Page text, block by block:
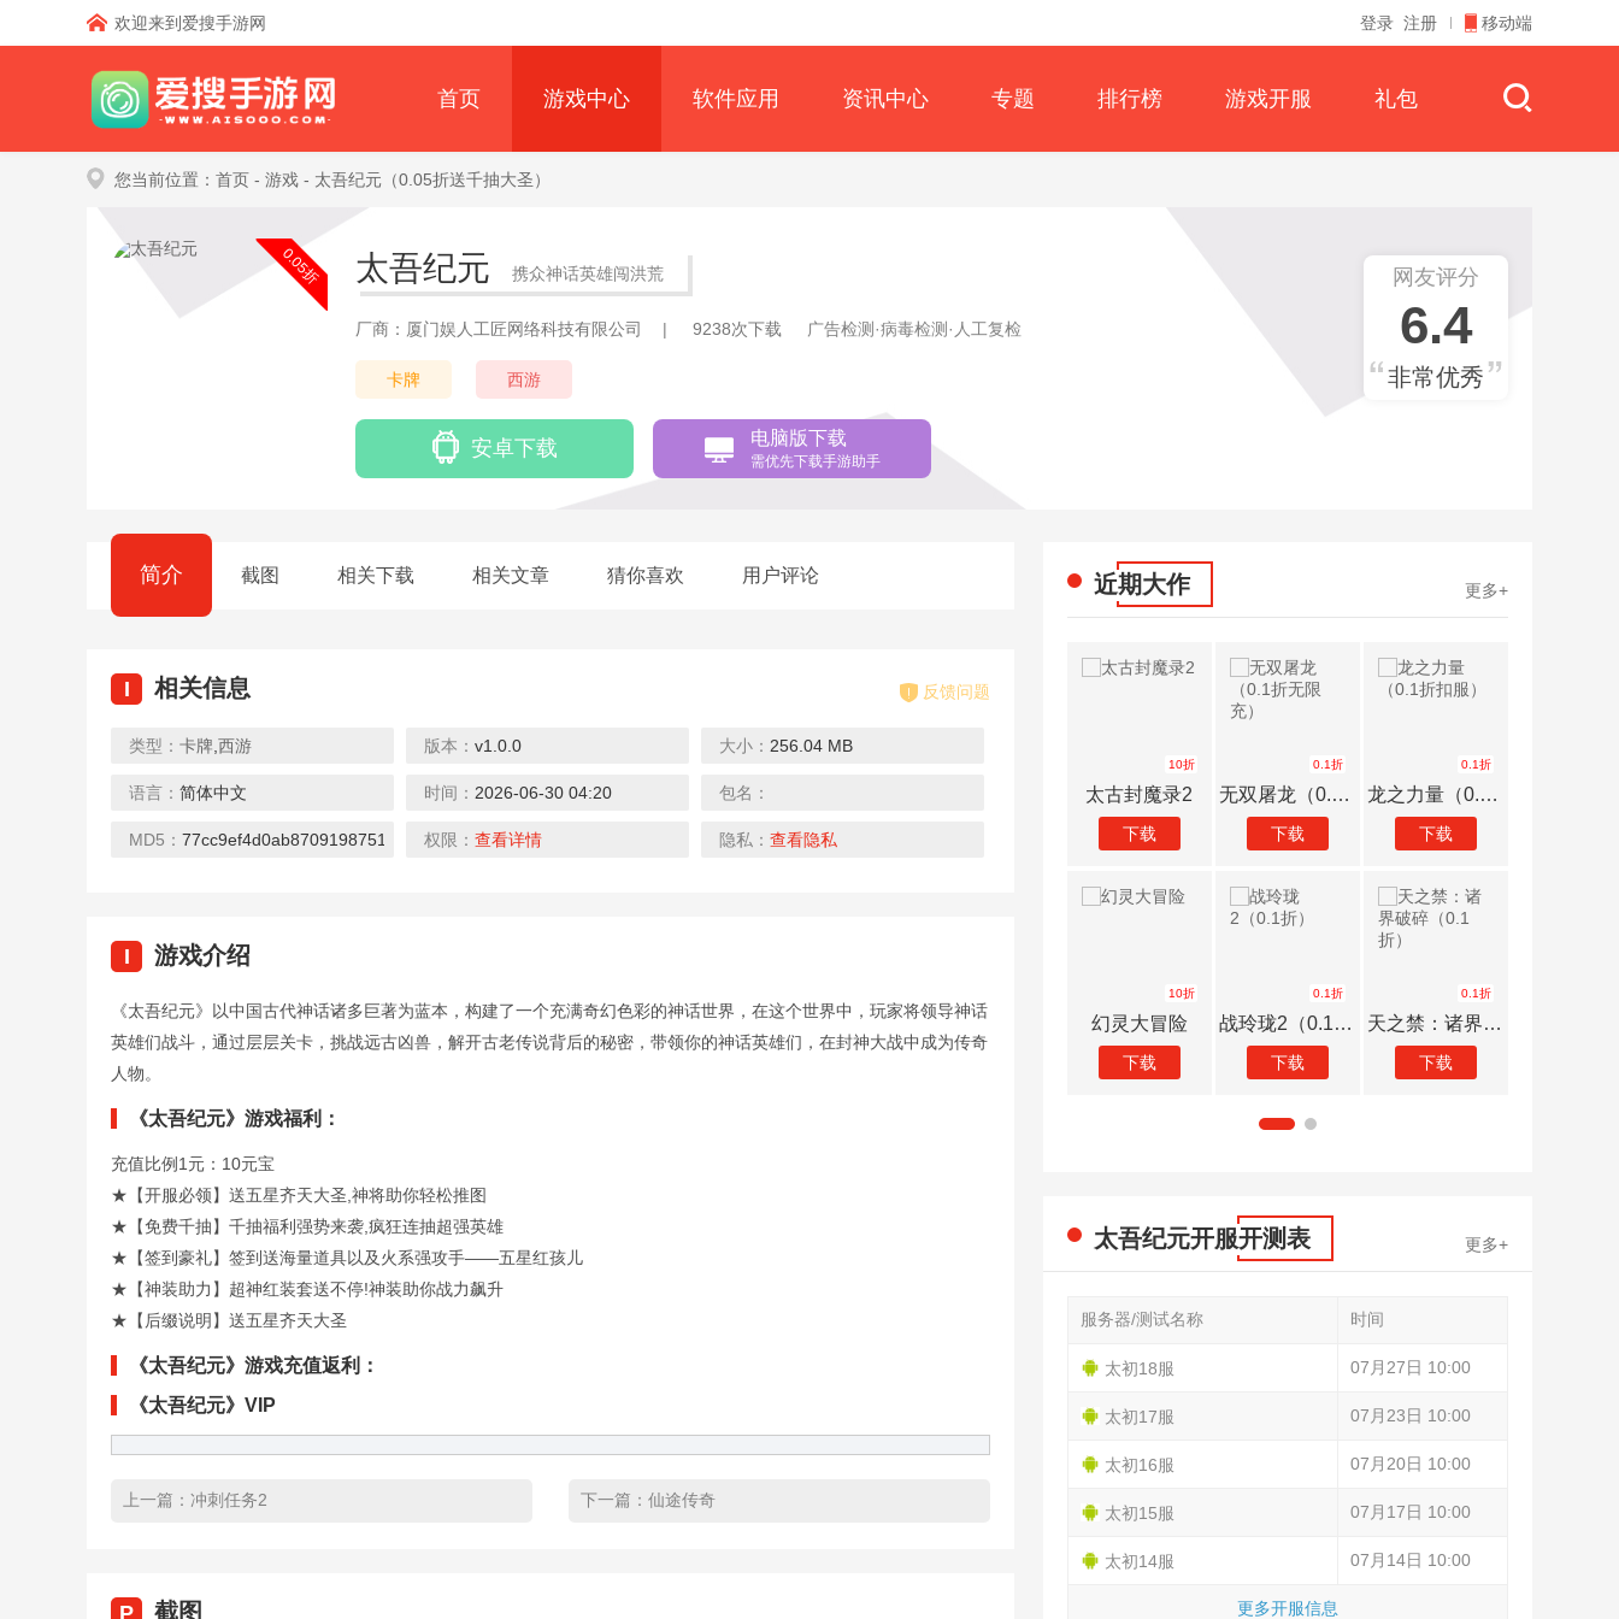
欢迎来到爱搜手游网 登录 注册 移动端
首页 游戏中心 软件应用 资讯中心 专题 排行榜 游戏开服 礼包
您当前位置： 首页 - 游戏 - 太吾纪元（0.05折送千抽大圣）
0.05折 太吾纪元 携众神话英雄闯洪荒
厂商：厦门娱人工匠网络科技有限公司 | 9238次下载 广告检测·病毒检测·人工复检
卡牌 西游
安卓下载 电脑版下载
需优先下载手游助手
网友评分
6.4
非常优秀
简介 截图 相关下载 相关文章 猜你喜欢 用户评论
I 相关信息 反馈问题
类型： 卡牌 西游 版本： v1.0.0 大小： 256.04 MB
语言： 简体中文 时间： 2026-06-30 04:20 包名：
MD5： 77cc9ef4d0ab8709198751b8e2706fcc
权限： 查看详情 隐私： 查看隐私
I 游戏介绍
《太吾纪元》以中国古代神话诸多巨著为蓝本，构建了一个充满奇幻色彩的神话世界，在这个世界中，玩家将领导神话
英雄们战斗，通过层层关卡，挑战远古凶兽，解开古老传说背后的秘密，带领你的神话英雄们，在封神大战中成为传奇
人物。
《太吾纪元》游戏福利：
充值比例1元：10元宝
★【开服必领】送五星齐天大圣,神将助你轻松推图
★【免费千抽】千抽福利强势来袭,疯狂连抽超强英雄
★【签到豪礼】签到送海量道具以及火系强攻手――五星红孩儿
★【神装助力】超神红装套送不停!神装助你战力飙升
★【后缀说明】送五星齐天大圣
《太吾纪元》游戏充值返利：
《太吾纪元》VIP
上一篇： 冲刺任务2 下一篇： 仙途传奇
P 截图
近期大作 更多+
下载
幻想神话志（0.1折） 大战魂（决战0.1折） 剑雨九天（0.1折遥遥领仙）
太古封魔录2 无双屠龙（0.1折无限充） 龙之力量（0.1折扣服）
幻灵大冒险 战玲珑2（0.1折） 天之禁：诸界破碎（0.1折）
太吾纪元开服开测表 更多+
更多开服信息
服务器/测试名称 时间
太初18服 07月27日 10:00
太初17服 07月23日 10:00
太初16服 07月20日 10:00
太初15服 07月17日 10:00
太初14服 07月14日 10:00